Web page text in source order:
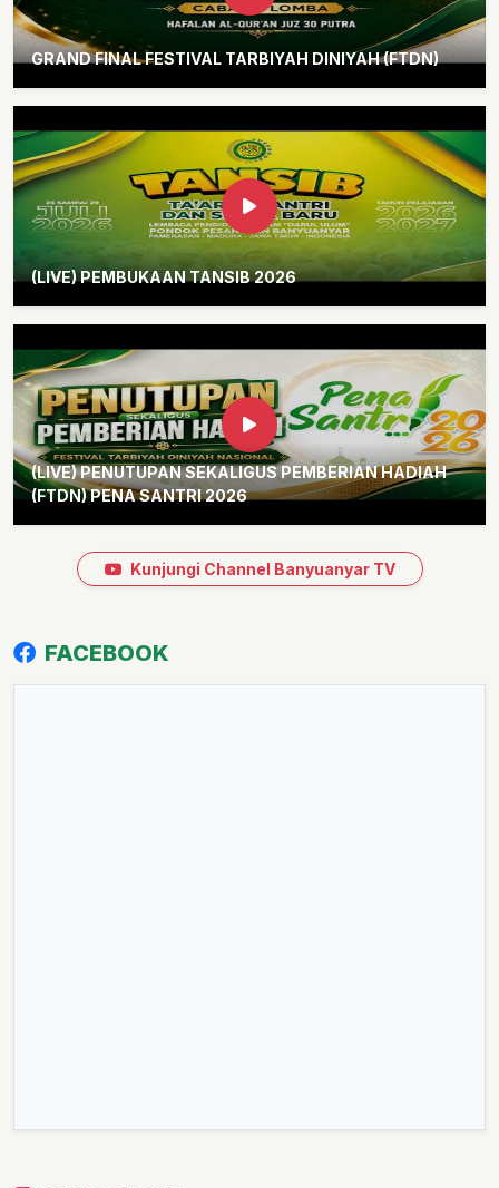
GRAND FINAL FESTIVAL TARBIYAH DINIYAH (FTDN)
(LIVE) PEMBUKAAN TANSIB 2026
(LIVE) PENUTUPAN SEKALIGUS PEMBERIAN HADIAH
(FTDN) PENA SANTRI 2026
Kunjungi Channel Banyuanyar TV
FACEBOOK